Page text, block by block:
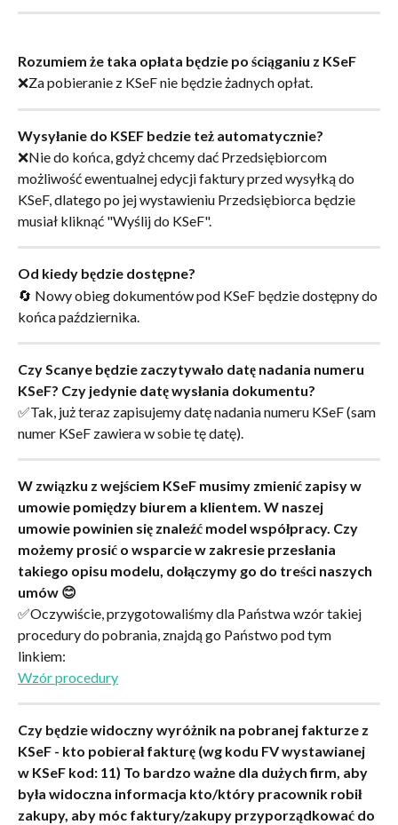
Rozumiem że taka opłata będzie po ściąganiu z KSeF
❌Za pobieranie z KSeF nie będzie żadnych opłat.
Wysyłanie do KSEF bedzie też automatycznie?
❌Nie do końca, gdyż chcemy dać Przedsiębiorcom
możliwość ewentualnej edycji faktury przed wysyłką do
KSeF, dlatego po jej wystawieniu Przedsiębiorca będzie
musiał kliknąć "Wyślij do KSeF".
Od kiedy będzie dostępne?
🔄 Nowy obieg dokumentów pod KSeF będzie dostępny do
końca października.
Czy Scanye będzie zaczytywało datę nadania numeru
KSeF? Czy jedynie datę wysłania dokumentu?
✅Tak, już teraz zapisujemy datę nadania numeru KSeF (sam
numer KSeF zawiera w sobie tę datę).
W związku z wejściem KSeF musimy zmienić zapisy w
umowie pomiędzy biurem a klientem. W naszej
umowie powinien się znaleźć model współpracy. Czy
możemy prosić o wsparcie w zakresie przesłania
takiego opisu modelu, dołączymy go do treści naszych
umów 😊
✅Oczywiście, przygotowaliśmy dla Państwa wzór takiej
procedury do pobrania, znajdą go Państwo pod tym
linkiem:
Wzór procedury
Czy będzie widoczny wyróżnik na pobranej fakturze z
KSeF - kto pobierał fakturę (wg kodu FV wystawianej
w KSeF kod: 11) To bardzo ważne dla dużych firm, aby
była widoczna informacja kto/który pracownik robił
zakupy, aby móc faktury/zakupy przyporządkować do